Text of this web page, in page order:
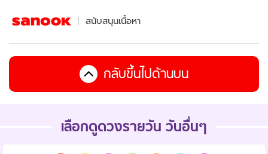
สนับสนุนเนื้อหา
กลับขึ้นไปด้านบน
เลือกดูดวงรายวัน วันอื่นๆ